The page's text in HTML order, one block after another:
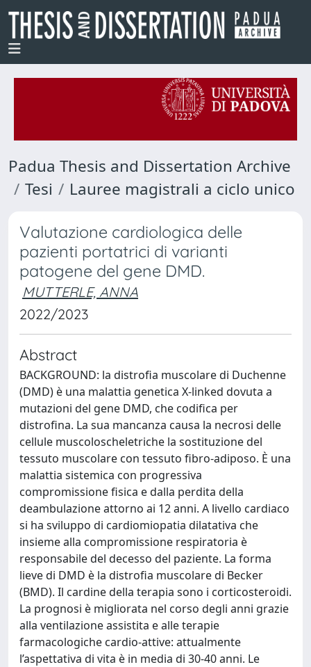
Padua Thesis and Dissertation Archive
Tesi
Lauree magistrali a ciclo unico
Valutazione cardiologica delle
pazienti portatrici di varianti
patogene del gene DMD.
MUTTERLE, ANNA
2022/2023
Abstract
BACKGROUND: la distrofia muscolare di Duchenne
(DMD) è una malattia genetica X-linked dovuta a
mutazioni del gene DMD, che codifica per
distrofina. La sua mancanza causa la necrosi delle
cellule muscoloscheletriche la sostituzione del
tessuto muscolare con tessuto fibro-adiposo. È una
malattia sistemica con progressiva
compromissione fisica e dalla perdita della
deambulazione attorno ai 12 anni. A livello cardiaco
si ha sviluppo di cardiomiopatia dilatativa che
insieme alla compromissione respiratoria è
responsabile del decesso del paziente. La forma
lieve di DMD è la distrofia muscolare di Becker
(BMD). Il cardine della terapia sono i corticosteroidi.
La prognosi è migliorata nel corso degli anni grazie
alla ventilazione assistita e alle terapie
farmacologiche cardio-attive: attualmente
l’aspettativa di vita è in media di 30-40 anni. Le